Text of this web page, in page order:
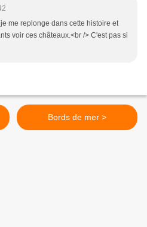
me replonge dans cette histoire et
voir ces châteaux.<br /> C'est pas si
Bords de mer >